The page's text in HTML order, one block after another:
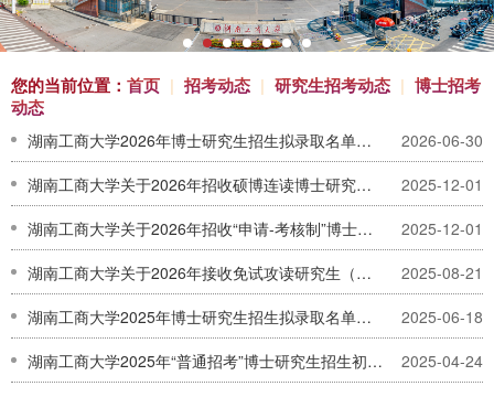
您的当前位置： 首页 | 招考动态 | 研究生招考动态 | 博士招考
动态
2026-06-30
湖南工商大学2026年博士研究生招生拟录取名单公示
2025-12-01
湖南工商大学关于2026年招收硕博连读博士研究生的通知
2025-12-01
湖南工商大学关于2026年招收“申请-考核制”博士研究生的通知
2025-08-21
湖南工商大学关于2026年接收免试攻读研究生（含直博生、硕士生）预报名的通知
2025-06-18
湖南工商大学2025年博士研究生招生拟录取名单公示
2025-04-24
湖南工商大学2025年“普通招考”博士研究生招生初试考试公告